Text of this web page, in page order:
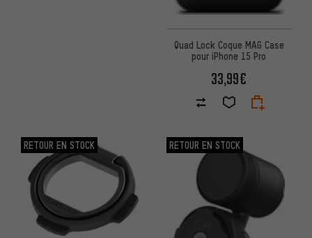
Quad Lock Coque MAG Case
pour iPhone 15 Pro
33,99€
RETOUR EN STOCK RETOUR EN STOCK